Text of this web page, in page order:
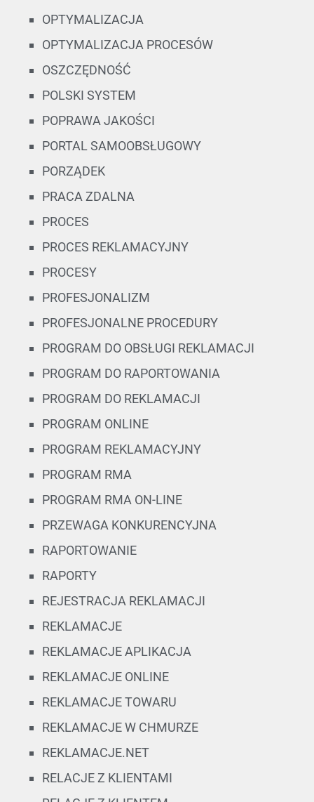
OPTYMALIZACJA
OPTYMALIZACJA PROCESÓW
OSZCZĘDNOŚĆ
POLSKI SYSTEM
POPRAWA JAKOŚCI
PORTAL SAMOOBSŁUGOWY
PORZĄDEK
PRACA ZDALNA
PROCES
PROCES REKLAMACYJNY
PROCESY
PROFESJONALIZM
PROFESJONALNE PROCEDURY
PROGRAM DO OBSŁUGI REKLAMACJI
PROGRAM DO RAPORTOWANIA
PROGRAM DO REKLAMACJI
PROGRAM ONLINE
PROGRAM REKLAMACYJNY
PROGRAM RMA
PROGRAM RMA ON-LINE
PRZEWAGA KONKURENCYJNA
RAPORTOWANIE
RAPORTY
REJESTRACJA REKLAMACJI
REKLAMACJE
REKLAMACJE APLIKACJA
REKLAMACJE ONLINE
REKLAMACJE TOWARU
REKLAMACJE W CHMURZE
REKLAMACJE.NET
RELACJE Z KLIENTAMI